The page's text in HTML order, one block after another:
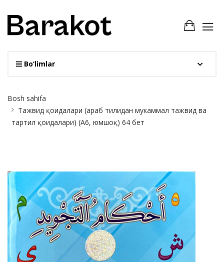
Bo‘limlar
Breadcrumb
Bosh sahifa
Тажвид қоидалари (араб тилидан мукаммал тажвид ва
тартил қоидалари) (А6, юмшоқ) 64 бет